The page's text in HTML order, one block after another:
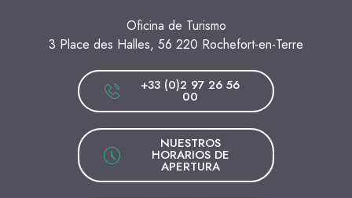
Oficina de Turismo
3 Place des Halles, 56 220 Rochefort-en-Terre
+33 (0)2 97 26 56
00
NUESTROS
HORARIOS DE
APERTURA